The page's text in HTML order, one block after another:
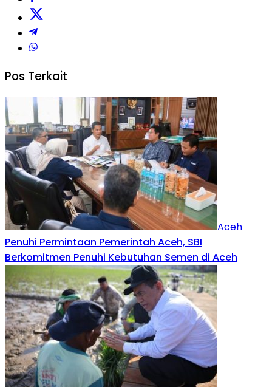
Pos Terkait
Aceh
Penuhi Permintaan Pemerintah Aceh, SBI
Berkomitmen Penuhi Kebutuhan Semen di Aceh